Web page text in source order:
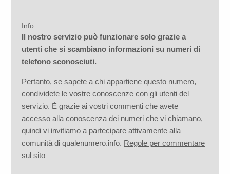
Info:
Il nostro servizio può funzionare solo grazie a
utenti che si scambiano informazioni su numeri di
telefono sconosciuti.
Pertanto, se sapete a chi appartiene questo numero,
condividete le vostre conoscenze con gli utenti del
servizio. È grazie ai vostri commenti che avete
accesso alla conoscenza dei numeri che vi chiamano,
quindi vi invitiamo a partecipare attivamente alla
comunità di qualenumero.info. Regole per commentare
sul sito